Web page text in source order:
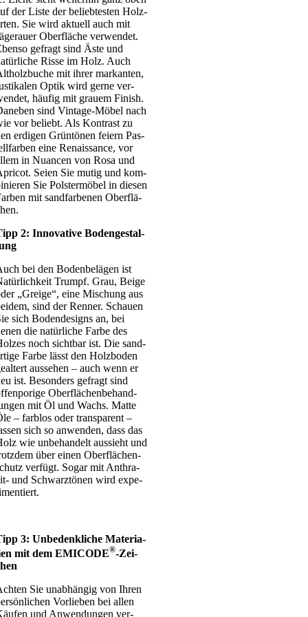
der Lis­te der belieb­tes­ten Holz­
Sie wird aktu­ell auch mit
Ober­flä­che ver­wen­det.
gefragt sind Äste und
Ris­se im Holz. Auch
mit ihrer mar­kan­ten,
Optik wird ger­ne ver­
häu­fig mit grau­em Finish.
sind Vin­­ta­­ge-Möbel nach
vor beliebt. Als Kon­trast zu
erdi­gen Grün­tö­nen fei­ern Pas­
eine Renais­sance, vor
in Nuan­cen von Rosa und
Sei­en Sie mutig und kom­
Sie Pols­ter­mö­bel in die­sen
mit sand­far­be­nen Ober­flä­
2: Inno­va­ti­ve Boden­ge­stal­
bei den Boden­be­lä­gen ist
Trumpf. Grau, Beige
„Grei­ge“, eine Mischung aus
sind der Ren­ner. Schau­en
sich Boden­de­signs an, bei
die natür­li­che Far­be des
noch sicht­bar ist. Die sand­
Far­be lässt den Holz­bo­den
aus­se­hen – auch wenn er
ist. Beson­ders gefragt sind
Ober­flä­chen­be­hand­
mit Öl und Wachs. Mat­te
– farb­los oder trans­pa­rent –
sich so anwen­den, dass das
wie unbe­han­delt aus­sieht und
über einen Ober­flä­chen­
ver­fügt. Sogar mit Anthra­­
und Schwarz­tö­nen wird expe­
3: Unbe­denk­li­che Mate­ria­
mit dem EMICODE®-Zei­
Sie unab­hän­gig von Ihren
Vor­lie­ben bei allen
und Anwen­dun­gen ver­